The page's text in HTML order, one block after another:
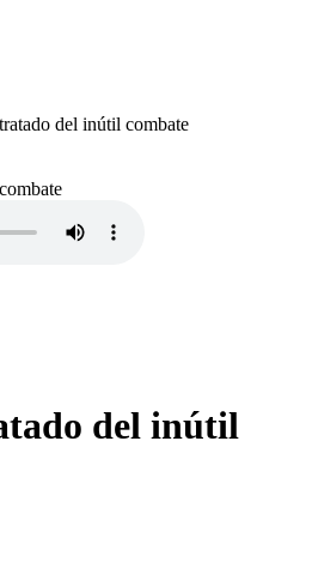
del inútil combate
del inútil